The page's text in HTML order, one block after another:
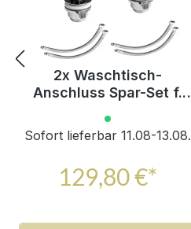
2x Waschtisch-
Anschluss Spar-Set f.
Sofort lieferbar 11.08-13.08.
129,80 €*